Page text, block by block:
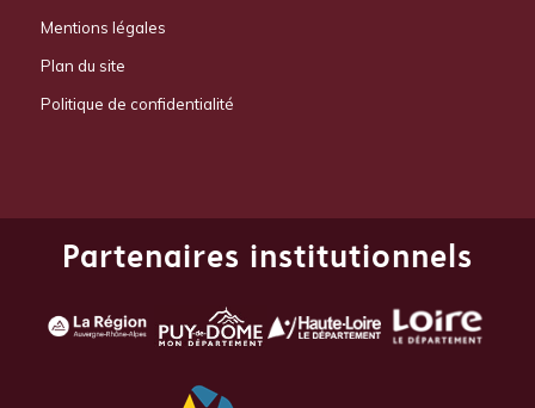
Mentions légales
Plan du site
Politique de confidentialité
Partenaires institutionnels